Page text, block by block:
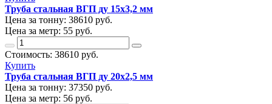
Труба стальная ВГП ду 15х3,2 мм
Цена за тонну: 38610 руб.
Цена за метр: 55 руб.
Стоимость: 38610 руб.
Купить
Труба стальная ВГП ду 20х2,5 мм
Цена за тонну: 37350 руб.
Цена за метр: 56 руб.